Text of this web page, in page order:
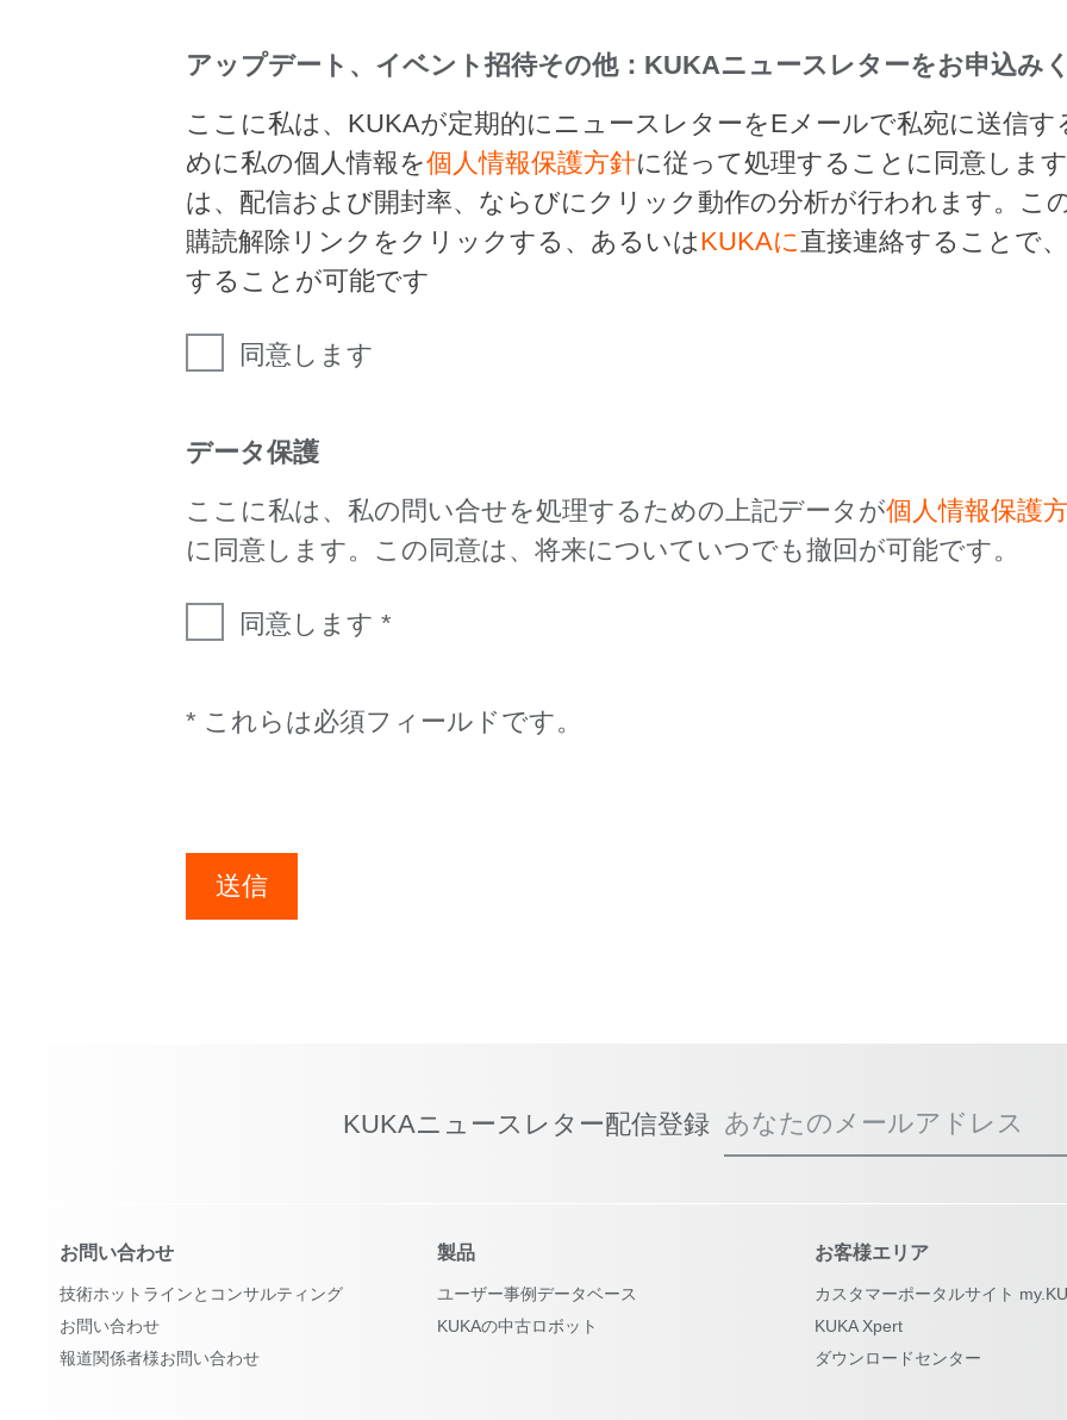
アップデート、イベント招待その他：KUKAニュースレターをお申込み
ここに私は、KUKAが定期的にニュースレターをEメールで私宛に送信
めに私の個人情報を個人情報保護方針に従って処理することに同意しま
は、配信および開封率、ならびにクリック動作の分析が行われます。こ
購読解除リンクをクリックする、あるいはKUKAに直接連絡することで
することが可能です
同意します
データ保護
ここに私は、私の問い合せを処理するための上記データが個人情報保護
に同意します。この同意は、将来についていつでも撤回が可能です。
同意します
* これらは必須フィールドです。
送信
KUKAニュースレター配信登録 あなたのメールアドレス
お問い合わせ
技術ホットラインとコンサルティング
お問い合わせ
報道関係者様お問い合わせ
製品
ユーザー事例データベース
KUKAの中古ロボット
お客様エリア
カスタマーポータルサイト
KUKA Xpert
ダウンロードセンター